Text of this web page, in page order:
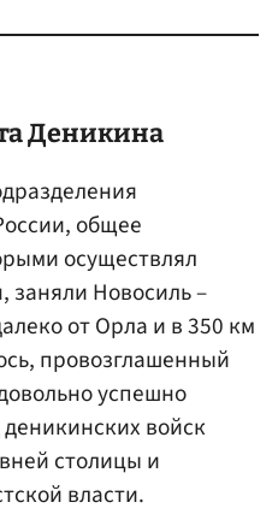
Деникина
общее
осуществлял
заняли Новосиль –
от Орла и в 350 км
провозглашенный
успешно
войск
столицы и
власти.